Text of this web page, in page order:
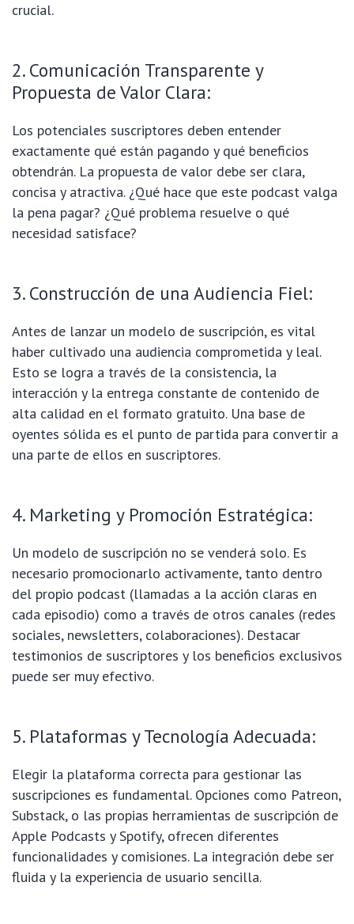
crucial.
2. Comunicación Transparente y
Propuesta de Valor Clara:
Los potenciales suscriptores deben entender
exactamente qué están pagando y qué beneficios
obtendrán. La propuesta de valor debe ser clara,
concisa y atractiva. ¿Qué hace que este podcast valga
la pena pagar? ¿Qué problema resuelve o qué
necesidad satisface?
3. Construcción de una Audiencia Fiel:
Antes de lanzar un modelo de suscripción, es vital
haber cultivado una audiencia comprometida y leal.
Esto se logra a través de la consistencia, la
interacción y la entrega constante de contenido de
alta calidad en el formato gratuito. Una base de
oyentes sólida es el punto de partida para convertir a
una parte de ellos en suscriptores.
4. Marketing y Promoción Estratégica:
Un modelo de suscripción no se venderá solo. Es
necesario promocionarlo activamente, tanto dentro
del propio podcast (llamadas a la acción claras en
cada episodio) como a través de otros canales (redes
sociales, newsletters, colaboraciones). Destacar
testimonios de suscriptores y los beneficios exclusivos
puede ser muy efectivo.
5. Plataformas y Tecnología Adecuada:
Elegir la plataforma correcta para gestionar las
suscripciones es fundamental. Opciones como Patreon,
Substack, o las propias herramientas de suscripción de
Apple Podcasts y Spotify, ofrecen diferentes
funcionalidades y comisiones. La integración debe ser
fluida y la experiencia de usuario sencilla.